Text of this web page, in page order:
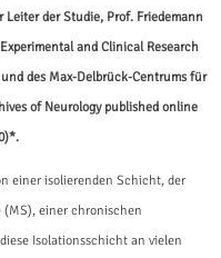
der Studie, Prof. Friedemann
and Clinical Research
des Max-Delbrück-Centrums für
of Neurology published online
einer isolierenden Schicht, der
(MS), einer chronischen
Isolationsschicht an vielen